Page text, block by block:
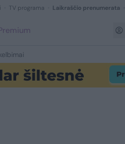
TV programa Laikraščio prenumerata